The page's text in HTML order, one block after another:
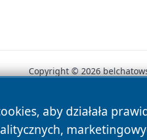
aby działała
Copyright © 2026
News Autorzy